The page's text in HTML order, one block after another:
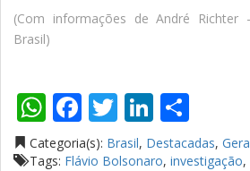
(Com informações de André Richter
Brasil)
WhatsApp
Facebook
TwitterLinkedIn
Categoria(s): Brasil, Destacadas,
Tags: Flávio Bolsonaro, investigação,